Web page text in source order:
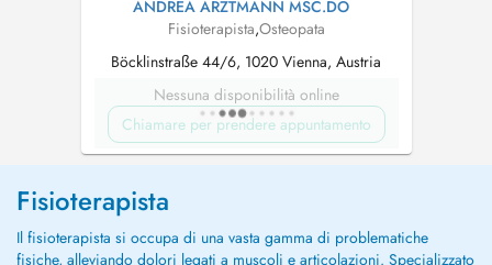
ANDREA ARZTMANN MSC.DO
Fisioterapista,Osteopata
Böcklinstraße 44/6, 1020 Vienna, Austria
Nessuna disponibilità online
Chiamare per prendere appuntamento
Fisioterapista
Il fisioterapista si occupa di una vasta gamma di problematiche
fisiche, alleviando dolori legati a muscoli e articolazioni. Specializzato